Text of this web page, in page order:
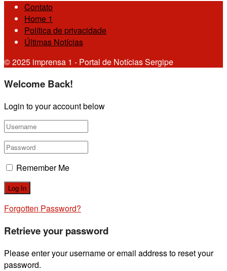
Contato
Home 1
Política de privacidade
Últimas Notícias
© 2025 imprensa 1 - Portal de Notícias Sergipe
Welcome Back!
Login to your account below
Remember Me
Forgotten Password?
Retrieve your password
Please enter your username or email address to reset your
password.